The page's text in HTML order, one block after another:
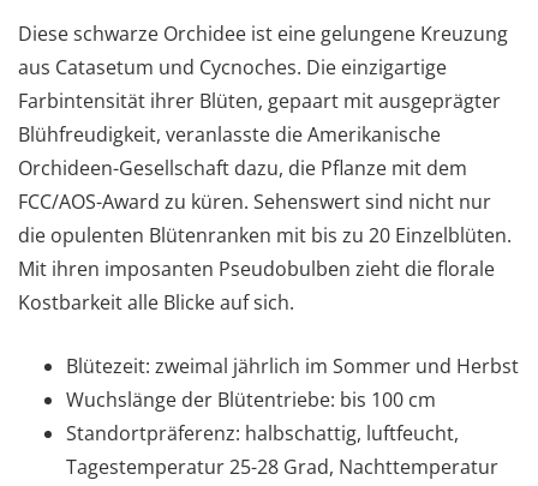
Diese schwarze Orchidee ist eine gelungene Kreuzung
aus Catasetum und Cycnoches. Die einzigartige
Farbintensität ihrer Blüten, gepaart mit ausgeprägter
Blühfreudigkeit, veranlasste die Amerikanische
Orchideen-Gesellschaft dazu, die Pflanze mit dem
FCC/AOS-Award zu küren. Sehenswert sind nicht nur
die opulenten Blütenranken mit bis zu 20 Einzelblüten.
Mit ihren imposanten Pseudobulben zieht die florale
Kostbarkeit alle Blicke auf sich.
Blütezeit: zweimal jährlich im Sommer und Herbst
Wuchslänge der Blütentriebe: bis 100 cm
Standortpräferenz: halbschattig, luftfeucht,
Tagestemperatur 25-28 Grad, Nachttemperatur